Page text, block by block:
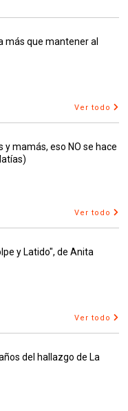
más que mantener al
Ver todo
y mamás, eso NO se hace
Ver todo
y Latido", de Anita
Ver todo
del hallazgo de La